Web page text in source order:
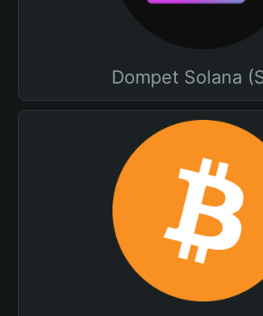
Dompet Solana